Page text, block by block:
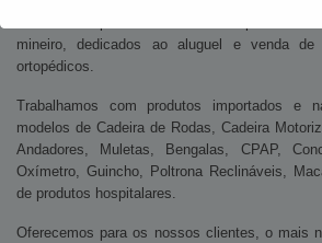
mineiro, dedicados ao aluguel e venda de
ortopédicos.
Trabalhamos com produtos importados e
modelos de Cadeira de Rodas, Cadeira
Andadores, Muletas, Bengalas, CPAP,
Oxímetro, Guincho, Poltrona Reclináveis,
de produtos hospitalares.
Oferecemos para os nossos clientes, o mais